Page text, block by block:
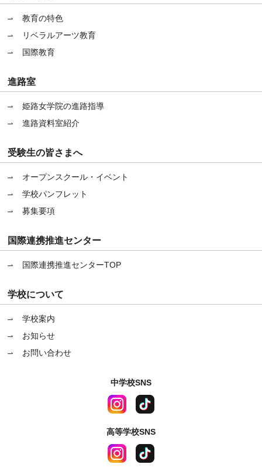
教育の特色
リベラルアーツ教育
国際教育
進路室
姫路女学院の進路指導
進路資料室紹介
受験生の皆さまへ
オープンスクール・イベント
学校パンフレット
募集要項
国際連携推進センター
国際連携推進センターTOP
学校について
学校案内
お知らせ
お問い合わせ
中学校SNS
高等学校SNS